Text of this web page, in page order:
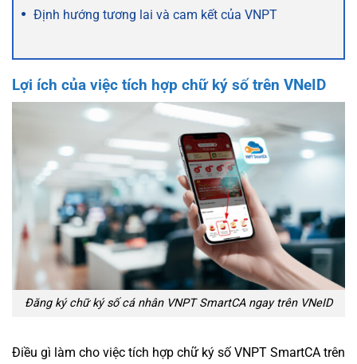
Định hướng tương lai và cam kết của VNPT
Lợi ích của việc tích hợp chữ ký số trên VNeID
Đăng ký chữ ký số cá nhân VNPT SmartCA ngay trên VNeID
Điều gì làm cho việc tích hợp chữ ký số VNPT SmartCA trên